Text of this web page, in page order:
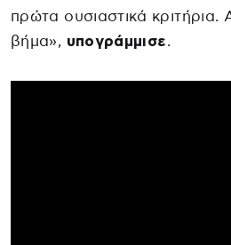
πρώτα ουσιαστικά κριτήρια.
βήμα», υπογράμμισε.